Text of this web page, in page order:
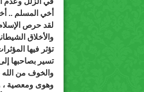
أخي المسلم ..
لقد حرص
والأخلاق
تؤثر فيها
تسير بصاحبها
والخوف من الله
وهوى ومعصية ،